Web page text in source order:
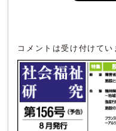
コメントは受け付けてい